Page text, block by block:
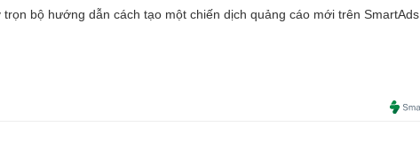
bộ hướng dẫn cách tạo một chiến dịch quảng cáo mới trên SmartAds.